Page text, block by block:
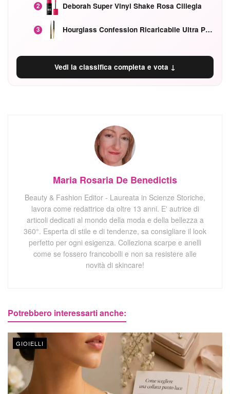
2 Deborah Super Vinyl Shake Rosa Ciliegia
3 Hourglass Confession Ricaricabile Ultra Preciso Ad Alta Intensità Secretly Classic Red
Vedi la classifica completa e vota ↓
Maria Rosaria De Benedictis
Beauty & Fashion Editor - Laureata in Scienze Storiche,
lavora come redattrice da oltre 13 anni. E' autrice di
articoli dedicati al mondo della moda e della bellezza a
360°. Esperta di stile e di tendenze, sa consigliare il look
perfetto per ogni esigenza. Colleziona scarpe e anelli
come se fossero francobolli e non sa resistere alle
novità di skincare!
Potrebbero interessarti anche:
GIOIELLI